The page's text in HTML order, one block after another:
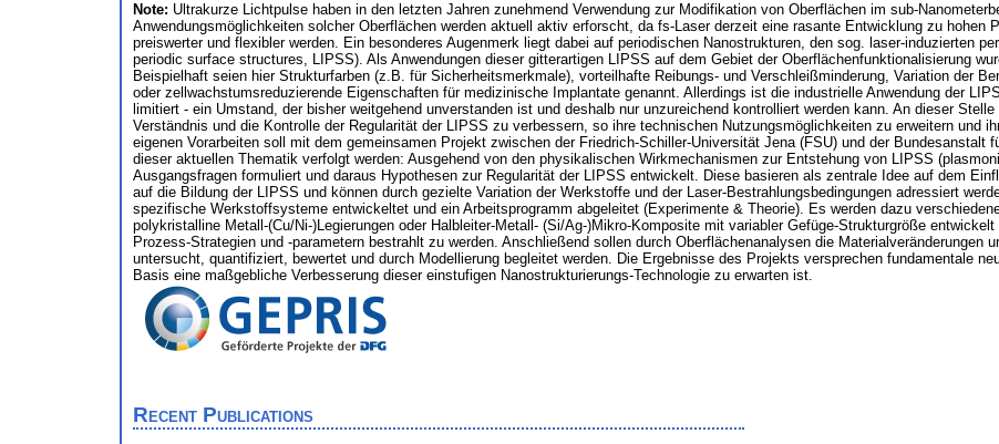
Note: Ultrakurze Lichtpulse haben in den letzten Jahren zunehmend Verwendung zur Modifikation von Oberflächen im sub-
Anwendungsmöglichkeiten solcher Oberflächen werden aktuell aktiv erforscht, da fs-Laser derzeit eine rasante Entwicklung zu hohen
preiswerter und flexibler werden. Ein besonderes Augenmerk liegt dabei auf periodischen Nanostrukturen, den sog. laser-induzierten
periodic surface structures, LIPSS). Als Anwendungen dieser gitterartigen LIPSS auf dem Gebiet der Oberflächenfunktionalisierung
Beispielhaft seien hier Strukturfarben (z.B. für Sicherheitsmerkmale), vorteilhafte Reibungs- und Verschleißminderung, Variation der
oder zellwachstumsreduzierende Eigenschaften für medizinische Implantate genannt. Allerdings ist die industrielle Anwendung der
limitiert - ein Umstand, der bisher weitgehend unverstanden ist und deshalb nur unzureichend kontrolliert werden kann. An dieser
Verständnis und die Kontrolle der Regularität der LIPSS zu verbessern, so ihre technischen Nutzungsmöglichkeiten zu erweitern und
eigenen Vorarbeiten soll mit dem gemeinsamen Projekt zwischen der Friedrich-Schiller-Universität Jena (FSU) und der Bundesanstalt
dieser aktuellen Thematik verfolgt werden: Ausgehend von den physikalischen Wirkmechanismen zur Entstehung von LIPSS
Ausgangsfragen formuliert und daraus Hypothesen zur Regularität der LIPSS entwickelt. Diese basieren als zentrale Idee auf dem
auf die Bildung der LIPSS und können durch gezielte Variation der Werkstoffe und der Laser-Bestrahlungsbedingungen adressiert
spezifische Werkstoffsysteme entwickeltet und ein Arbeitsprogramm abgeleitet (Experimente & Theorie). Es werden dazu
polykristalline Metall-(Cu/Ni-)Legierungen oder Halbleiter-Metall- (Si/Ag-)Mikro-Komposite mit variabler Gefüge-Strukturgröße
Prozess-Strategien und -parametern bestrahlt zu werden. Anschließend sollen durch Oberflächenanalysen die Materialveränderungen
untersucht, quantifiziert, bewertet und durch Modellierung begleitet werden. Die Ergebnisse des Projekts versprechen fundamentale
Basis eine maßgebliche Verbesserung dieser einstufigen Nanostrukturierungs-Technologie zu erwarten ist.
Recent Publications